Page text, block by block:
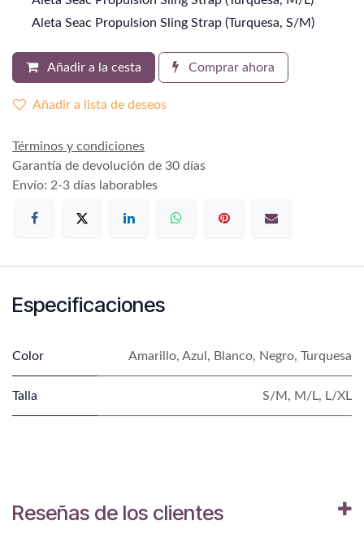
Aleta Seac Propulsion Sling Strap (Turquesa, S/M)
Añadir a la cesta Comprar ahora
Añadir a lista de deseos
Términos y condiciones
Garantía de devolución de 30 días
Envío: 2-3 días laborables
Especificaciones
Color Amarillo, Azul , Blanco, Negro, Turquesa
Talla S/M , M/L, L/XL
Reseñas de los clientes